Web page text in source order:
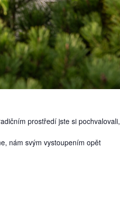
prostředí jste si pochvalovali,
nám svým vystoupením opět